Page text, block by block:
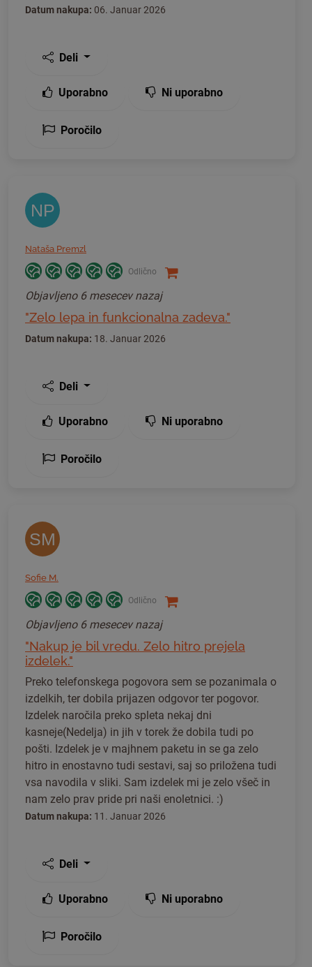
Datum nakupa: 06. Januar 2026
Deli
Uporabno Ni uporabno
Poročilo
NP
Nataša Premzl
Odlično
Objavljeno 6 mesecev nazaj
"Zelo lepa in funkcionalna zadeva."
Datum nakupa: 18. Januar 2026
Deli
Uporabno Ni uporabno
Poročilo
SM
Sofie M.
Odlično
Objavljeno 6 mesecev nazaj
"Nakup je bil vredu. Zelo hitro prejela
izdelek."
Preko telefonskega pogovora sem se pozanimala o
izdelkih, ter dobila prijazen odgovor ter pogovor.
Izdelek naročila preko spleta nekaj dni
kasneje(Nedelja) in jih v torek že dobila tudi po
pošti. Izdelek je v majhnem paketu in se ga zelo
hitro in enostavno tudi sestavi, saj so priložena tudi
vsa navodila v sliki. Sam izdelek mi je zelo všeč in
nam zelo prav pride pri naši enoletnici. :)
Datum nakupa: 11. Januar 2026
Deli
Uporabno Ni uporabno
Poročilo